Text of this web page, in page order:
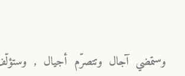
وستمضي آجال وتتصرّم أجيال ,